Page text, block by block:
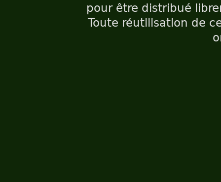
pour être distribué
Toute réutilisation de